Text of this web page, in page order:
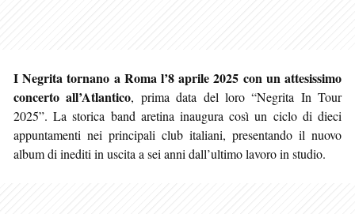
I Negrita tornano a Roma l’8 aprile 2025 con un attesissimo
concerto all’Atlantico, prima data del loro “Negrita In Tour
2025”. La storica band aretina inaugura così un ciclo di dieci
appuntamenti nei principali club italiani, presentando il nuovo
album di inediti in uscita a sei anni dall’ultimo lavoro in studio.